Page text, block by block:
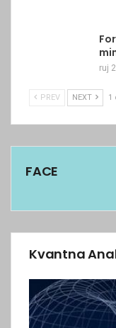
ruj
PREV NEXT 1
FACE
Kvantna